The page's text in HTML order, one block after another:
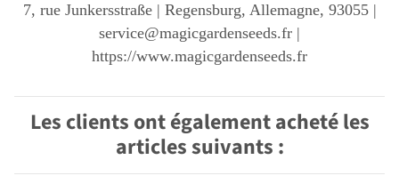
7, rue Junkersstraße | Regensburg, Allemagne, 93055 |
service@magicgardenseeds.fr |
https://www.magicgardenseeds.fr
Les clients ont également acheté les
articles suivants :